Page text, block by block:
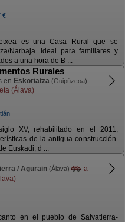
€
es una Casa Rural que se
Narbaja. Ideal para familiares y
a una hora de B ...
Rurales
en Eskoriatza (Guipúzcoa)
(Álava)
XV, rehabilitado en el 2011,
de la antigua construcción.
Euskadi, d ...
/ Agurain (Álava)
a
en el pueblo de Salvatierra-